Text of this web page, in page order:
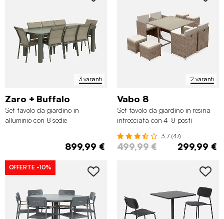
3 varianti
Zaro + Buffalo
Set tavolo da giardino in
alluminio con 8 sedie
899,99 €
2 varianti
Vabo 8
Set tavolo da giardino in resina
intrecciata con 4-8 posti
3.7 (47)
499,99 € 299,99 €
OFFERTE -10%